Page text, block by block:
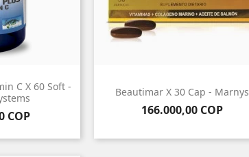
C X 60 Soft -
COP
Beautimar X 30 Cap - Marnys
Precio
166.000,00 COP